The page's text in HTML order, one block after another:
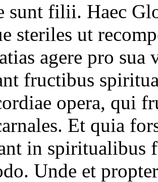
sunt filii. Haec
steriles ut
agere pro
fructibus
opera, qui
Et quia
in spiritualibus
Unde et